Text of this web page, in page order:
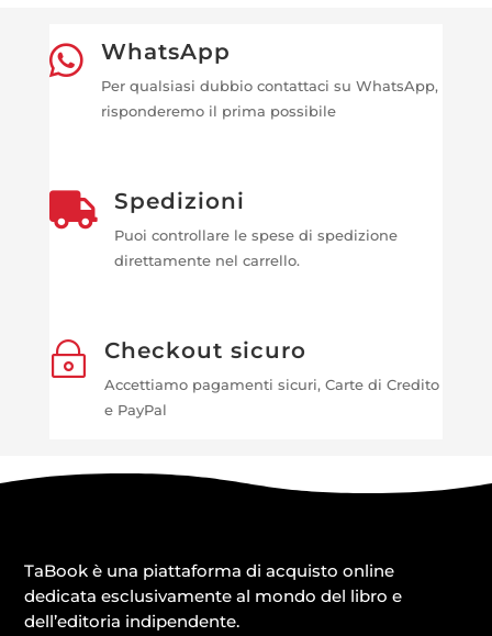
 WhatsApp
Per qualsiasi dubbio contattaci su WhatsApp,
risponderemo il prima possibile
 Spedizioni
Puoi controllare le spese di spedizione
direttamente nel carrello.
~ Checkout sicuro
Accettiamo pagamenti sicuri, Carte di Credito
e PayPal
TaBook è una piattaforma di acquisto online
dedicata esclusivamente al mondo del libro e
dell’editoria indipendente.